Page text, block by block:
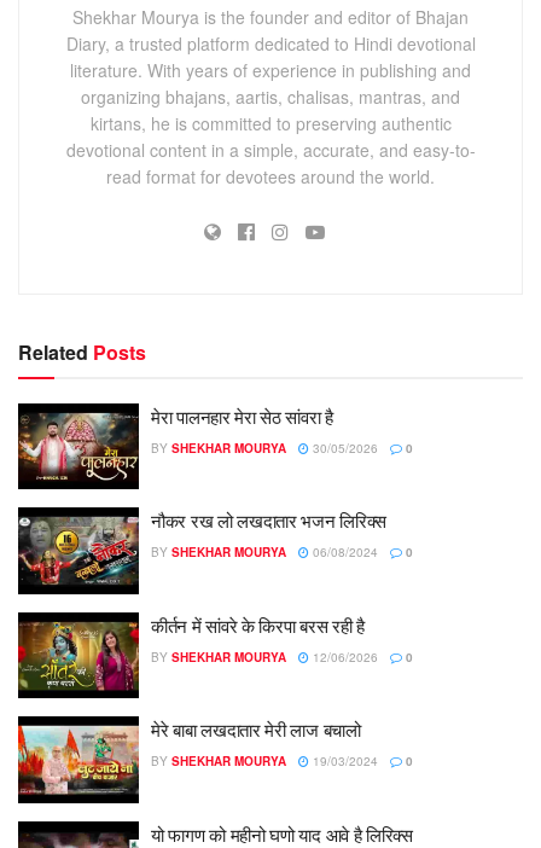
Shekhar Mourya is the founder and editor of Bhajan
Diary, a trusted platform dedicated to Hindi devotional
literature. With years of experience in publishing and
organizing bhajans, aartis, chalisas, mantras, and
kirtans, he is committed to preserving authentic
devotional content in a simple, accurate, and easy-to-
read format for devotees around the world.
Related Posts
मेरा पालनहार मेरा सेठ सांवरा है
BY SHEKHAR MOURYA 30/05/2026 0
नौकर रख लो लखदातार भजन लिरिक्स
BY SHEKHAR MOURYA 06/08/2024 0
कीर्तन में सांवरे के किरपा बरस रही है
BY SHEKHAR MOURYA 12/06/2026 0
मेरे बाबा लखदातार मेरी लाज बचालो
BY SHEKHAR MOURYA 19/03/2024 0
यो फागण को महीनो घणो याद आवे है लिरिक्स